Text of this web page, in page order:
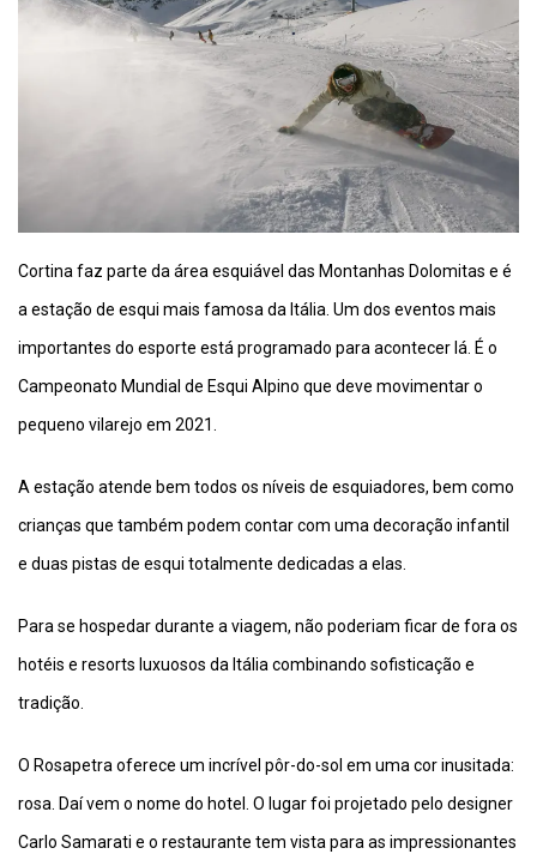
Cortina faz parte da área esquiável das Montanhas Dolomitas e é
a estação de esqui mais famosa da Itália. Um dos eventos mais
importantes do esporte está programado para acontecer lá. É o
Campeonato Mundial de Esqui Alpino que deve movimentar o
pequeno vilarejo em 2021.
A estação atende bem todos os níveis de esquiadores, bem como
crianças que também podem contar com uma decoração infantil
e duas pistas de esqui totalmente dedicadas a elas.
Para se hospedar durante a viagem, não poderiam ficar de fora os
hotéis e resorts luxuosos da Itália combinando sofisticação e
tradição.
O Rosapetra oferece um incrível pôr-do-sol em uma cor inusitada:
rosa. Daí vem o nome do hotel. O lugar foi projetado pelo designer
Carlo Samarati e o restaurante tem vista para as impressionantes